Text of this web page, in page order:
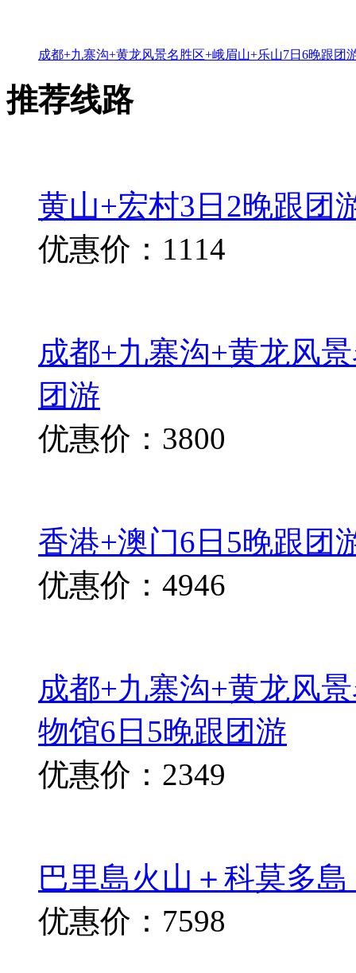
成都+九寨沟+黄龙风景名胜区+峨眉山+乐山7日6晚跟团
推荐线路
黄山+宏村3日2晚跟团
优惠价：1114
成都+九寨沟+黄龙风
团游
优惠价：3800
香港+澳门6日5晚跟团
优惠价：4946
成都+九寨沟+黄龙风
物馆6日5晚跟团游
优惠价：2349
巴里島火山＋科莫多
优惠价：7598